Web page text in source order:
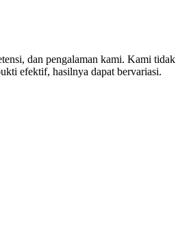
dan pengalaman kami. Kami tidak
efektif, hasilnya dapat bervariasi.